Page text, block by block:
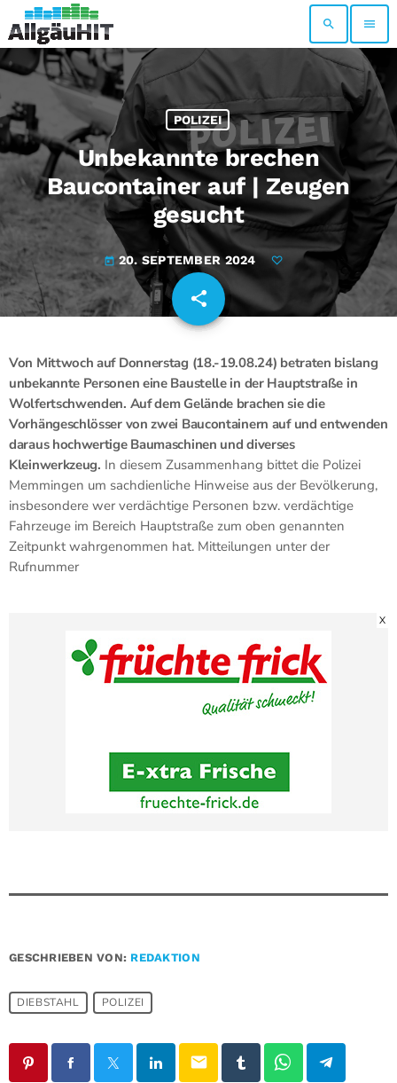
search menu
POLIZEI
Unbekannte brechen
Baucontainer auf | Zeugen
gesucht
today 20. SEPTEMBER 2024
share
email
Von Mittwoch auf Donnerstag (18.-19.08.24) betraten bislang
unbekannte Personen eine Baustelle in der Hauptstraße in
Wolfertschwenden. Auf dem Gelände brachen sie die
Vorhängeschlösser von zwei Baucontainern auf und entwenden
daraus hochwertige Baumaschinen und diverses
Kleinwerkzeug. In diesem Zusammenhang bittet die Polizei
Memmingen um sachdienliche Hinweise aus der Bevölkerung,
insbesondere wer verdächtige Personen bzw. verdächtige
Fahrzeuge im Bereich Hauptstraße zum oben genannten
Zeitpunkt wahrgenommen hat. Mitteilungen unter der
Rufnummer
X
GESCHRIEBEN VON: REDAKTION
DIEBSTAHL POLIZEI
email